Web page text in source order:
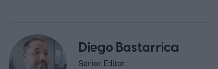
Diego Bastarrica
Senior Editor